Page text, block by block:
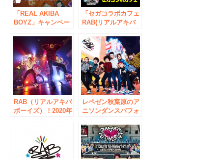
ンドワンマン
「REAL AKIBA
BOYZ」キャンペー
「セガコラボカフェ
RAB(リアルアキバ
お知らせ
RAB（リアルアキバ
ボーイズ）！2020年
YouTubeにて無料公
開！そして2021年4
月17日（土）開催ワ
レペゼン秋葉原のア
ニソンダンスパフォ
ルアキバボーイ
ズ）」と驚安の殿堂
ドン・キホーテのコ
ラボが開催決定！